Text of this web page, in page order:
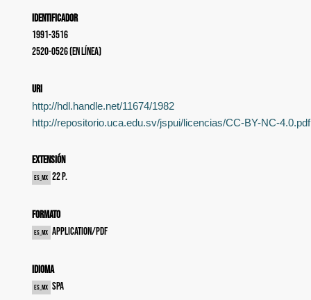
Identificador
1991-3516
2520-0526 (en línea)
uri
http://hdl.handle.net/11674/1982
http://repositorio.uca.edu.sv/jspui/licencias/CC-BY-NC-4.0.pdf
Extensión
es_MX 22 p.
Formato
es_MX application/pdf
Idioma
es_MX spa